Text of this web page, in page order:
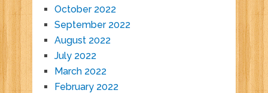
October 2022
September 2022
August 2022
July 2022
March 2022
February 2022